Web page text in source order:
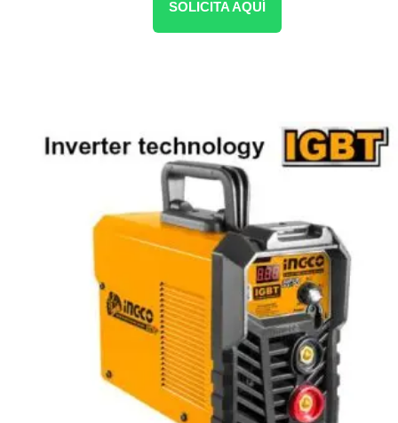
SOLICITA AQUÍ